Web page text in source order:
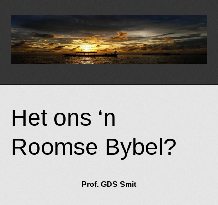
contentHet ons ‘n
Roomse Bybel?
Prof. GDS Smit